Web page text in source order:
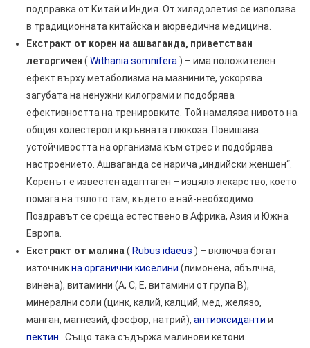
подправка от Китай и Индия. От хилядолетия се използва
в традиционната китайска и аюрведична медицина.
Екстракт от корен на ашваганда, приветстван
летаргичен ( Withania somnifera ) – има положителен
ефект върху метаболизма на мазнините, ускорява
загубата на ненужни килограми и подобрява
ефективността на тренировките. Той намалява нивото на
общия холестерол и кръвната глюкоза. Повишава
устойчивостта на организма към стрес и подобрява
настроението. Ашваганда се нарича „индийски женшен“.
Коренът е известен адаптаген – изцяло лекарство, което
помага на тялото там, където е най-необходимо.
Поздравът се среща естествено в Африка, Азия и Южна
Европа.
Екстракт от малина ( Rubus idaeus ) – включва богат
източникна органични киселини (лимонена, ябълчна,
винена), витамини (А, С, Е, витамини от група В),
минерални соли (цинк, калий, калций, мед, желязо,
манган, магнезий, фосфор, натрий), антиоксиданти и
пектин . Също така съдържа малинови кетони.